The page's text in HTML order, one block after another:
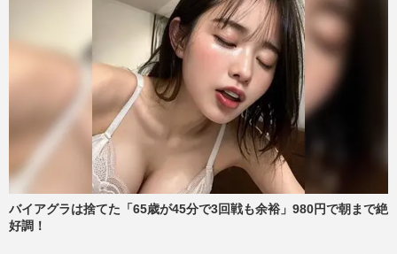
バイアグラは捨てた「65歳が45分で3回戦も余裕」980円で朝まで絶
好調！